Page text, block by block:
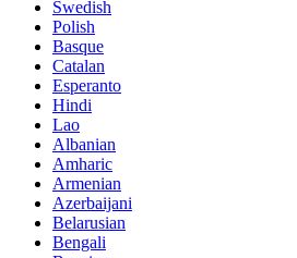
Swedish
Polish
Basque
Catalan
Esperanto
Hindi
Lao
Albanian
Amharic
Armenian
Azerbaijani
Belarusian
Bengali